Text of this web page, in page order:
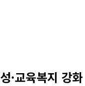
·교육복지 강화